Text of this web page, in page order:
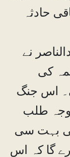
حادثہ
نے
کی
اس جنگ
طلب
بہت سی
گا کہ اس